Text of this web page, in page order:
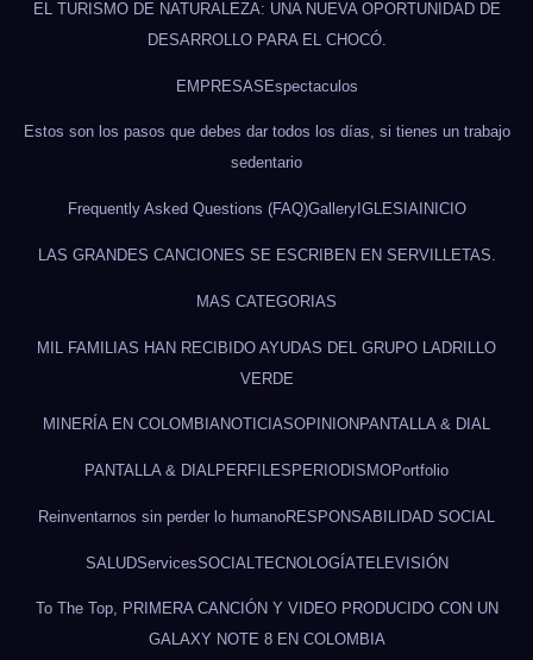
EL TURISMO DE NATURALEZA: UNA NUEVA OPORTUNIDAD DE
DESARROLLO PARA EL CHOCÓ.
EMPRESASEspectaculos
Estos son los pasos que debes dar todos los días, si tienes un trabajo
sedentario
Frequently Asked Questions (FAQ)GalleryIGLESIAINICIO
LAS GRANDES CANCIONES SE ESCRIBEN EN SERVILLETAS.
MAS CATEGORIAS
MIL FAMILIAS HAN RECIBIDO AYUDAS DEL GRUPO LADRILLO
VERDE
MINERÍA EN COLOMBIANOTICIASOPINION PANTALLA & DIAL
PANTALLA & DIALPERFILES PERIODISMOPortfolio
Reinventarnos sin perder lo humanoRESPONSABILIDAD SOCIAL
SALUDServicesSOCIAL TECNOLOGÍATELEVISIÓN
To The Top, PRIMERA CANCIÓN Y VIDEO PRODUCIDO CON UN
GALAXY NOTE 8 EN COLOMBIA